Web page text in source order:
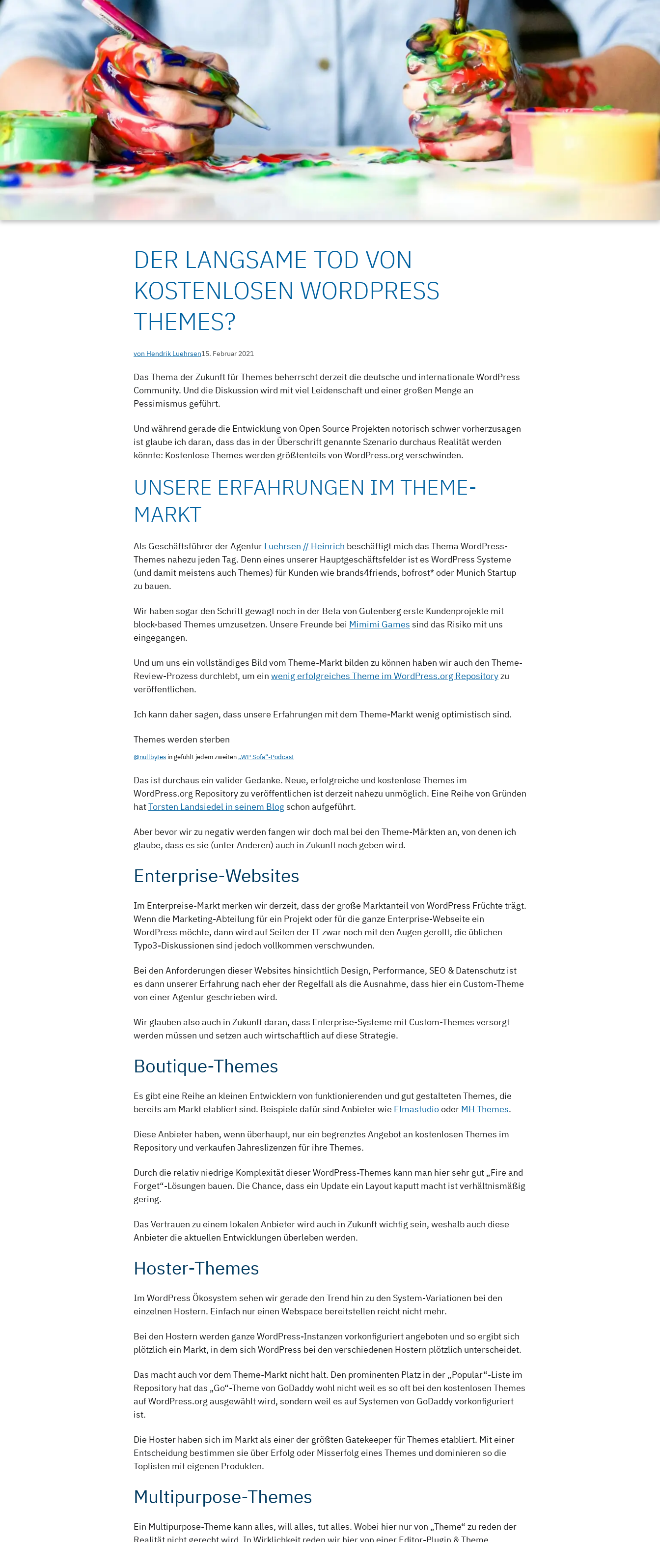
DER LANGSAME TOD VON
KOSTENLOSEN WORDPRESS
THEMES?
von Hendrik Luehrsen15. Februar 2021
Das Thema der Zukunft für Themes beherrscht derzeit die deutsche und internationale WordPress
Community. Und die Diskussion wird mit viel Leidenschaft und einer großen Menge an
Pessimismus geführt.
Und während gerade die Entwicklung von Open Source Projekten notorisch schwer vorherzusagen
ist glaube ich daran, dass das in der Überschrift genannte Szenario durchaus Realität werden
könnte: Kostenlose Themes werden größtenteils von WordPress.org verschwinden.
UNSERE ERFAHRUNGEN IM THEME-
MARKT
Als Geschäftsführer der Agentur Luehrsen // Heinrich beschäftigt mich das Thema WordPress-
Themes nahezu jeden Tag. Denn eines unserer Hauptgeschäftsfelder ist es WordPress Systeme
(und damit meistens auch Themes) für Kunden wie brands4friends, bofrost* oder Munich Startup
zu bauen.
Wir haben sogar den Schritt gewagt noch in der Beta von Gutenberg erste Kundenprojekte mit
block-based Themes umzusetzen. Unsere Freunde bei Mimimi Games sind das Risiko mit uns
eingegangen.
Und um uns ein vollständiges Bild vom Theme-Markt bilden zu können haben wir auch den Theme-
Review-Prozess durchlebt, um ein wenig erfolgreiches Theme im WordPress.org Repositoryzu
veröffentlichen.
Ich kann daher sagen, dass unsere Erfahrungen mit dem Theme-Markt wenig optimistisch sind.
Themes werden sterben
@nullbytes in gefühlt jedem zweiten „WP Sofa“-Podcast
Das ist durchaus ein valider Gedanke. Neue, erfolgreiche und kostenlose Themes im
WordPress.org Repository zu veröffentlichen ist derzeit nahezu unmöglich. Eine Reihe von Gründen
hatTorsten Landsiedel in seinem Blog schon aufgeführt.
Aber bevor wir zu negativ werden fangen wir doch mal bei den Theme-Märkten an, von denen ich
glaube, dass es sie (unter Anderen) auch in Zukunft noch geben wird.
Enterprise-Websites
Im Enterpreise-Markt merken wir derzeit, dass der große Marktanteil von WordPress Früchte trägt.
Wenn die Marketing-Abteilung für ein Projekt oder für die ganze Enterprise-Webseite ein
WordPress möchte, dann wird auf Seiten der IT zwar noch mit den Augen gerollt, die üblichen
Typo3-Diskussionen sind jedoch vollkommen verschwunden.
Bei den Anforderungen dieser Websites hinsichtlich Design, Performance, SEO & Datenschutz ist
es dann unserer Erfahrung nach eher der Regelfall als die Ausnahme, dass hier ein Custom-Theme
von einer Agentur geschrieben wird.
Wir glauben also auch in Zukunft daran, dass Enterprise-Systeme mit Custom-Themes versorgt
werden müssen und setzen auch wirtschaftlich auf diese Strategie.
Boutique-Themes
Es gibt eine Reihe an kleinen Entwicklern von funktionierenden und gut gestalteten Themes, die
bereits am Markt etabliert sind. Beispiele dafür sind Anbieter wie Elmastudiooder MH Themes.
Diese Anbieter haben, wenn überhaupt, nur ein begrenztes Angebot an kostenlosen Themes im
Repository und verkaufen Jahreslizenzen für ihre Themes.
Durch die relativ niedrige Komplexität dieser WordPress-Themes kann man hier sehr gut „Fire and
Forget“-Lösungen bauen. Die Chance, dass ein Update ein Layout kaputt macht ist verhältnismäßig
gering.
Das Vertrauen zu einem lokalen Anbieter wird auch in Zukunft wichtig sein, weshalb auch diese
Anbieter die aktuellen Entwicklungen überleben werden.
Hoster-Themes
Im WordPress Ökosystem sehen wir gerade den Trend hin zu den System-Variationen bei den
einzelnen Hostern. Einfach nur einen Webspace bereitstellen reicht nicht mehr.
Bei den Hostern werden ganze WordPress-Instanzen vorkonfiguriert angeboten und so ergibt sich
plötzlich ein Markt, in dem sich WordPress bei den verschiedenen Hostern plötzlich unterscheidet.
Das macht auch vor dem Theme-Markt nicht halt. Den prominenten Platz in der „Popular“-Liste im
Repository hat das „Go“-Theme von GoDaddy wohl nicht weil es so oft bei den kostenlosen Themes
auf WordPress.org ausgewählt wird, sondern weil es auf Systemen von GoDaddy vorkonfiguriert
ist.
Die Hoster haben sich im Markt als einer der größten Gatekeeper für Themes etabliert. Mit einer
Entscheidung bestimmen sie über Erfolg oder Misserfolg eines Themes und dominieren so die
Toplisten mit eigenen Produkten.
Multipurpose-Themes
Ein Multipurpose-Theme kann alles, will alles, tut alles. Wobei hier nur von „Theme“ zu reden der